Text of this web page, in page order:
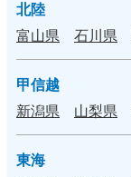
北陸
富山県
石川県
甲信越
新潟県
山梨県
東海